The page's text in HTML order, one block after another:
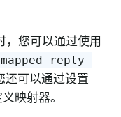
，您可以通过使用
mapped-reply-
还可以通过设置
映射器。